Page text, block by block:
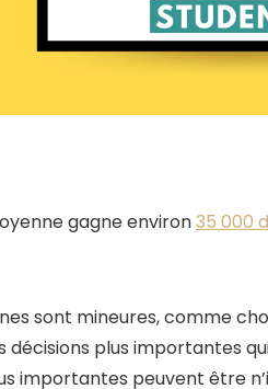
gagne environ35 000
sont mineures, comme
plus importantes
importantes peuvent être